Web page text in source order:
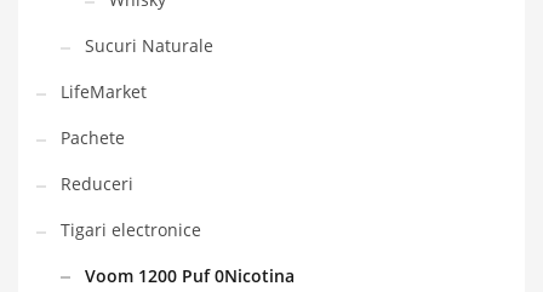
Sucuri Naturale
LifeMarket
Pachete
Reduceri
Tigari electronice
Voom 1200 Puf 0Nicotina